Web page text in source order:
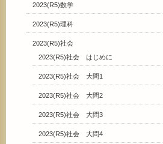
2023(R5)数学
2023(R5)理科
2023(R5)社会
2023(R5)社会 はじめに
2023(R5)社会 大問1
2023(R5)社会 大問2
2023(R5)社会 大問3
2023(R5)社会 大問4